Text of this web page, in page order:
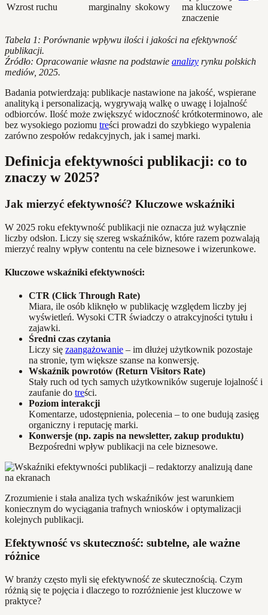
Wzrost ruchu marginalny skokowy
ma kluczowe
znaczenie
Tabela 1: Porównanie wpływu ilości i jakości na efektywność
publikacji.
Źródło: Opracowanie własne na podstawie analizy rynku polskich
mediów, 2025.
Badania potwierdzają: publikacje nastawione na jakość, wspierane
analityką i personalizacją, wygrywają walkę o uwagę i lojalność
odbiorców. Ilość może zwiększyć widoczność krótkoterminowo, ale
bez wysokiego poziomu treści prowadzi do szybkiego wypalenia
zarówno zespołów redakcyjnych, jak i samej marki.
Definicja efektywności publikacji: co to
znaczy w 2025?
Jak mierzyć efektywność? Kluczowe wskaźniki
W 2025 roku efektywność publikacji nie oznacza już wyłącznie
liczby odsłon. Liczy się szereg wskaźników, które razem pozwalają
mierzyć realny wpływ contentu na cele biznesowe i wizerunkowe.
Kluczowe wskaźniki efektywności:
CTR (Click Through Rate)
Miara, ile osób kliknęło w publikację względem liczby jej
wyświetleń. Wysoki CTR świadczy o atrakcyjności tytułu i
zajawki.
Średni czas czytania
Liczy się zaangażowanie – im dłużej użytkownik pozostaje
na stronie, tym większe szanse na konwersję.
Wskaźnik powrotów (Return Visitors Rate)
Stały ruch od tych samych użytkowników sugeruje lojalność i
zaufanie do treści.
Poziom interakcji
Komentarze, udostępnienia, polecenia – to one budują zasięg
organiczny i reputację marki.
Konwersje (np. zapis na newsletter, zakup produktu)
Bezpośredni wpływ publikacji na cele biznesowe.
Zrozumienie i stała analiza tych wskaźników jest warunkiem
koniecznym do wyciągania trafnych wniosków i optymalizacji
kolejnych publikacji.
Efektywność vs skuteczność: subtelne, ale ważne
różnice
W branży często myli się efektywność ze skutecznością. Czym
różnią się te pojęcia i dlaczego to rozróżnienie jest kluczowe w
praktyce?